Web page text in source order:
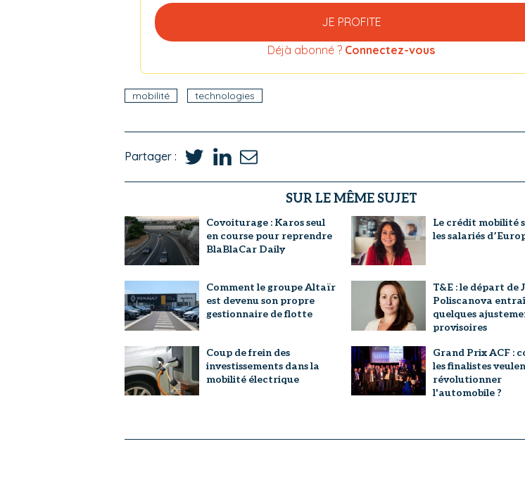
JE PROFITE
Déjà abonné ? Connectez-vous
mobilité technologies
Partager :
SUR LE MÊME SUJET
Covoiturage : Karos seul
en course pour reprendre
BlaBlaCar Daily
Le crédit mobilité
les salariés
Comment le groupe Altaïr
est devenu son propre
gestionnaire de flotte
T&E : le départ de
Poliscanova
quelques
provisoires
Coup de frein des
investissements dans la
mobilité électrique
Grand Prix ACF :
les finalistes
révolutionner
l'automobile ?